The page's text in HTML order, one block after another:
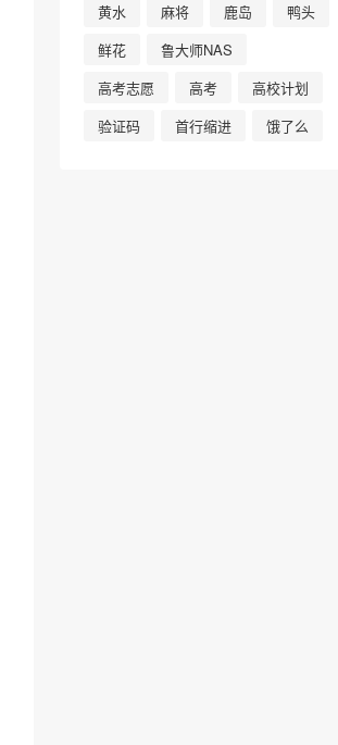
黄水 麻将 鹿岛
鸭头
鲜花
鲁大师NAS
高考志愿
高考
高校计划
验证码
首行缩进 饿了么